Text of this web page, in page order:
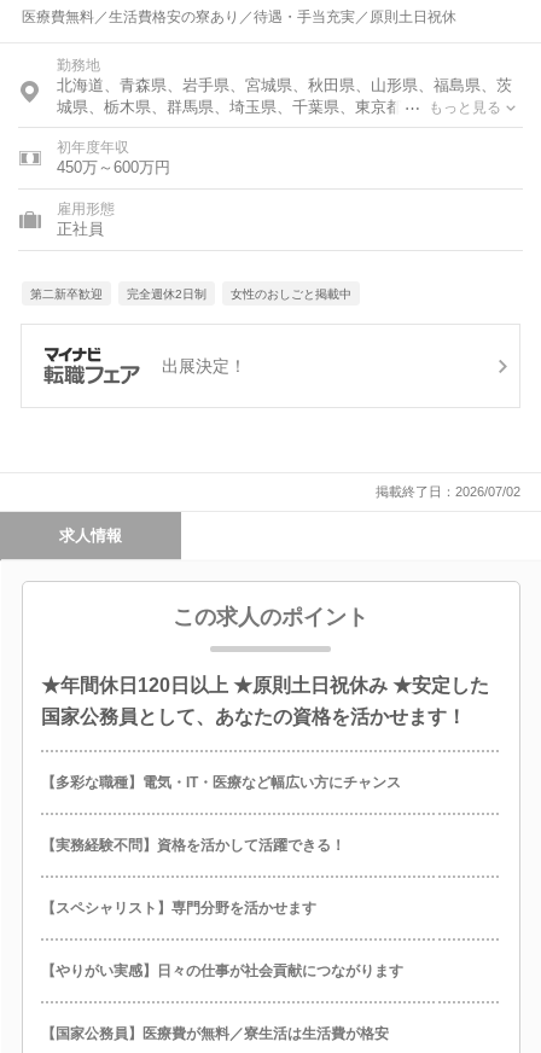
医療費無料／生活費格安の寮あり／待遇・手当充実／原則土日祝休
勤務地
北海道、青森県、岩手県、宮城県、秋田県、山形県、福島県、茨
城県、栃木県、群馬県、埼玉県、千葉県、東京都、神奈川県、富
山県、石川県、福井県、新潟県、山梨県、長野県、岐阜県、静岡
県、愛知県、三重県、滋賀県、京都府、大阪府、兵庫県、奈良
県、和歌山県、鳥取県、島根県、岡山県、広島県、山口県、徳島
県、香川県、愛媛県、高知県、福岡県、佐賀県、長崎県、熊本
県、大分県、宮崎県、鹿児島県、沖縄県
もっと見る
初年度年収
450万～600万円
雇用形態
正社員
第二新卒歓迎 完全週休2日制 女性のおしごと掲載中
出展決定！
掲載終了日：2026/07/02
求人情報
この求人のポイント
★年間休日120日以上 ★原則土日祝休み ★安定した
国家公務員として、あなたの資格を活かせます！
【多彩な職種】電気・IT・医療など幅広い方にチャンス
【実務経験不問】資格を活かして活躍できる！
【スペシャリスト】専門分野を活かせます
【やりがい実感】日々の仕事が社会貢献につながります
【国家公務員】医療費が無料／寮生活は生活費が格安